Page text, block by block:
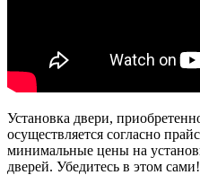
Установка двери,
осуществляется согласно
минимальные цены на
дверей. Убедитесь в этом сами!